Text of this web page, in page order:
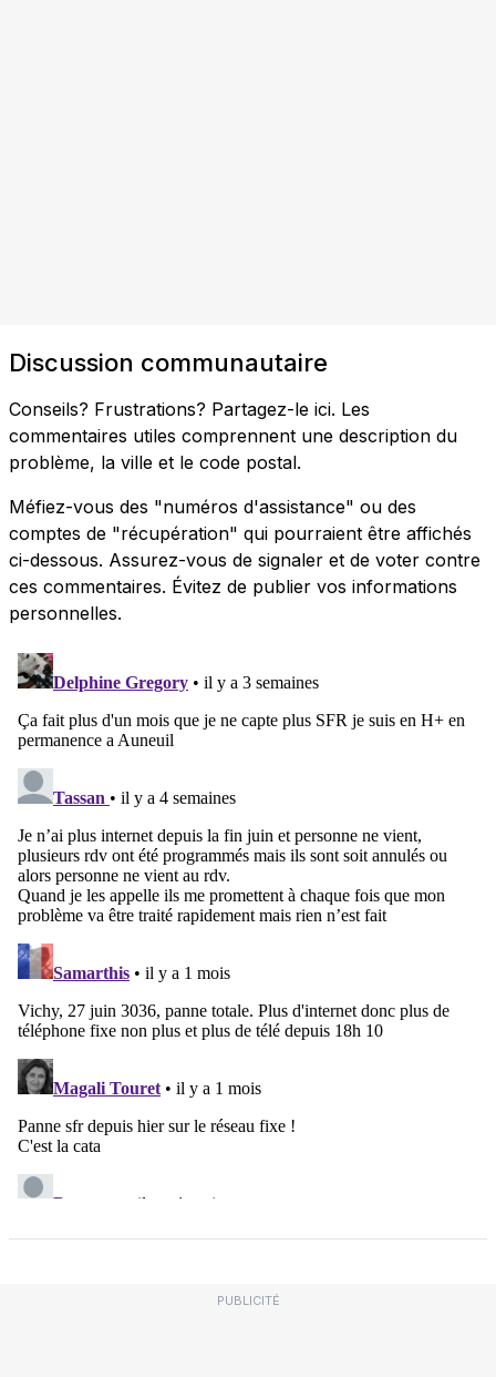
Discussion communautaire
Conseils? Frustrations? Partagez-le ici. Les
commentaires utiles comprennent une description du
problème, la ville et le code postal.
Méfiez-vous des "numéros d'assistance" ou des
comptes de "récupération" qui pourraient être affichés
ci-dessous. Assurez-vous de signaler et de voter contre
ces commentaires. Évitez de publier vos informations
personnelles.
PUBLICITÉ